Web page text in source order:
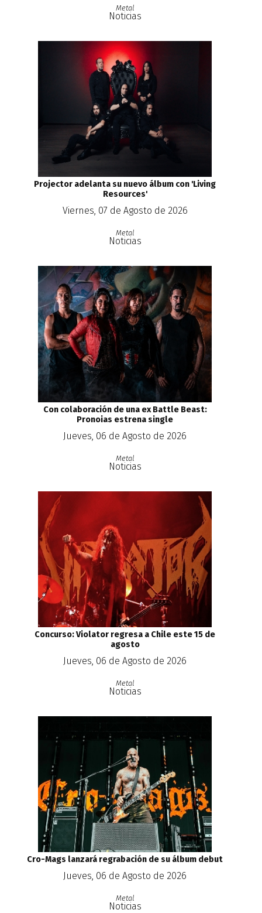
Metal
Noticias
Projector adelanta su nuevo álbum con 'Living
Resources'
Viernes, 07 de Agosto de 2026
Metal
Noticias
Con colaboración de una ex Battle Beast:
Pronoias estrena single
Jueves, 06 de Agosto de 2026
Metal
Noticias
Concurso: Violator regresa a Chile este 15 de
agosto
Jueves, 06 de Agosto de 2026
Metal
Noticias
Cro-Mags lanzará regrabación de su álbum debut
Jueves, 06 de Agosto de 2026
Metal
Noticias